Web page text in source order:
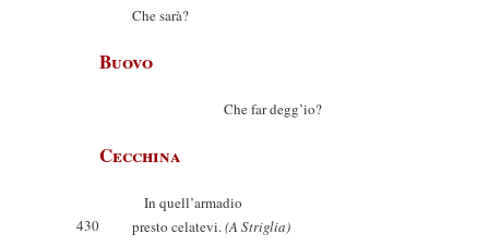
Che sarà?
Buovo
Che far degg’io?
Cecchina
In quell’armadio
430
presto celatevi.(A Striglia)